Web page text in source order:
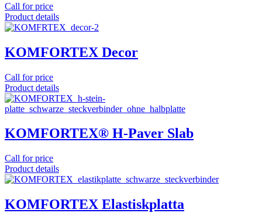
Call for price
Product details
KOMFORTEX Decor
Call for price
Product details
KOMFORTEX® H-Paver Slab
Call for price
Product details
KOMFORTEX Elastiskplatta